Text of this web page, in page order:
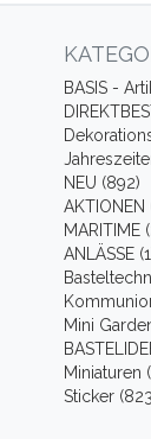
BASIS -
NEU (892)
AKTIONEN
MARITIME
ANLÄSSE
Mini
Miniaturen
Sticker